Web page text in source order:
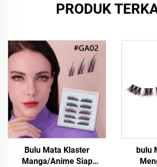
PRODUK
Bulu Mata Klaster
Manga/Anime Siap
bulu